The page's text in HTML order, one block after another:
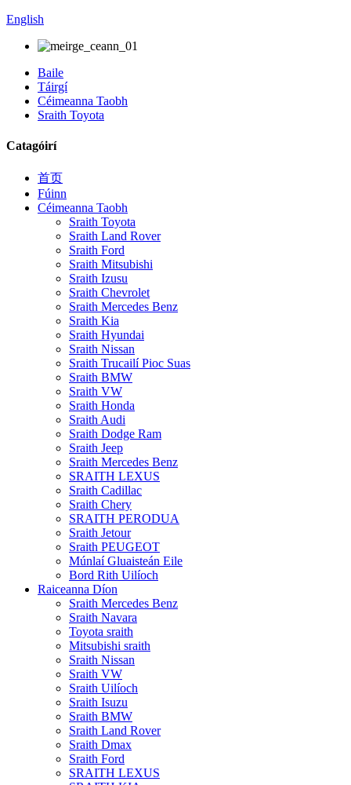
English
Baile
Táirgí
Céimeanna Taobh
Sraith Toyota
Catagóirí
首页
Fúinn
Céimeanna Taobh
Sraith Toyota
Sraith Land Rover
Sraith Ford
Sraith Mitsubishi
Sraith Izusu
Sraith Chevrolet
Sraith Mercedes Benz
Sraith Kia
Sraith Hyundai
Sraith Nissan
Sraith Trucailí Pioc Suas
Sraith BMW
Sraith VW
Sraith Honda
Sraith Audi
Sraith Dodge Ram
Sraith Jeep
Sraith Mercedes Benz
SRAITH LEXUS
Sraith Cadillac
Sraith Chery
SRAITH PERODUA
Sraith Jetour
Sraith PEUGEOT
Múnlaí Gluaisteán Eile
Bord Rith Uilíoch
Raiceanna Díon
Sraith Mercedes Benz
Sraith Navara
Toyota sraith
Mitsubishi sraith
Sraith Nissan
Sraith VW
Sraith Uilíoch
Sraith Isuzu
Sraith BMW
Sraith Land Rover
Sraith Dmax
Sraith Ford
SRAITH LEXUS